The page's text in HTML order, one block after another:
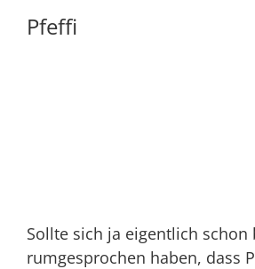
Pfeffi
Sollte sich ja eigentlich schon
rumgesprochen haben, dass